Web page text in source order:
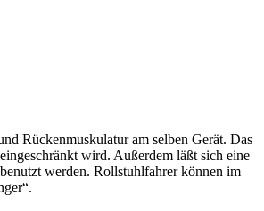
Rückenmuskulatur am selben Gerät. Das
wird. Außerdem läßt sich eine
werden. Rollstuhlfahrer können im